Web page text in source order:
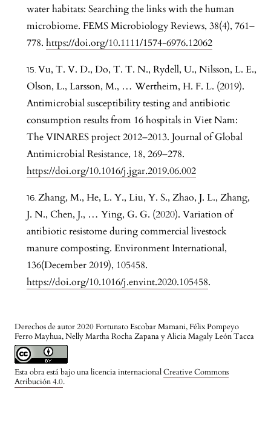
Derechos de autor 2020 Fortunato Escobar Mamani, Félix Pompeyo
Ferro Mayhua, Nelly Martha Rocha Zapana y Alicia Magaly León Tacca
Esta obra está bajo una licencia internacionalCreative Commons
Atribución 4.0.
water habitats: Searching the links with the human
microbiome. FEMS Microbiology Reviews, 38(4), 761–
778. https://doi.org/10.1111/1574-6976.12062
Vu, T. V. D., Do, T. T. N., Rydell, U., Nilsson, L. E.,
Olson, L., Larsson, M., … Wertheim, H. F. L. (2019).
Antimicrobial susceptibility testing and antibiotic
consumption results from 16 hospitals in Viet Nam:
The VINARES project 2012–2013. Journal of Global
Antimicrobial Resistance, 18, 269–278.
https://doi.org/10.1016/j.jgar.2019.06.002
Zhang, M., He, L. Y., Liu, Y. S., Zhao, J. L., Zhang,
J. N., Chen, J., … Ying, G. G. (2020). Variation of
antibiotic resistome during commercial livestock
manure composting. Environment International,
136(December 2019), 105458.
https://doi.org/10.1016/j.envint.2020.105458.